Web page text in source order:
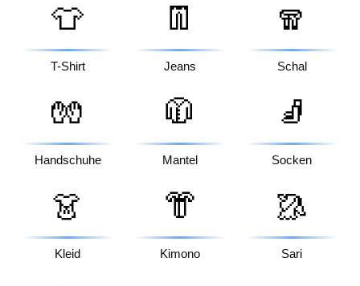
👕
T-Shirt
👖
Jeans
🧣
Schal
🧤
Handschuhe
🧥
Mantel
🧦
Socken
👗
Kleid
👘
Kimono
🥻
Sari